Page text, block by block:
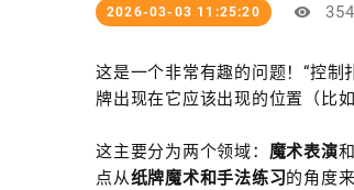
2026-03-03 11:25:20 354
这是一个非常有趣的问题！“控
牌出现在它应该出现的位置（比
这主要分为两个领域： 魔术表演和
点从纸牌魔术和手法练习的角度